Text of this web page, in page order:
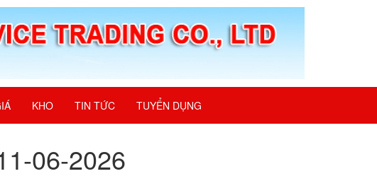
KHO TIN TỨC TUYỂN DỤNG
06-2026